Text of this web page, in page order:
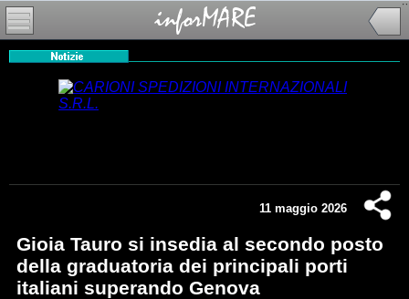
11 maggio 2026
Gioia Tauro si insedia al secondo posto
della graduatoria dei principali porti
italiani superando Genova